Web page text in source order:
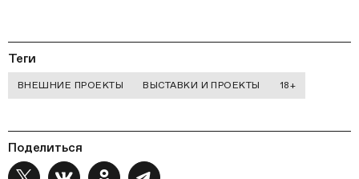
Теги
ВНЕШНИЕ ПРОЕКТЫ ВЫСТАВКИ И ПРОЕКТЫ 18+
Поделиться